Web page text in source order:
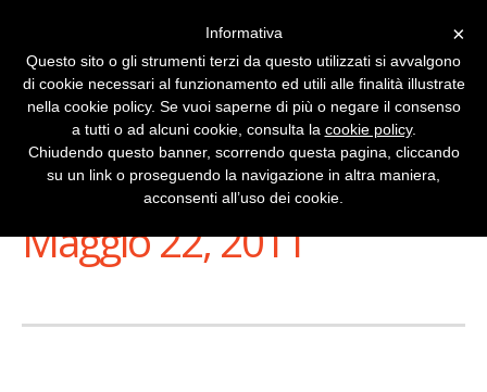
Stai Visualizzando
Maggio 22, 2011
×
Informativa
Questo sito o gli strumenti terzi da questo utilizzati si avvalgono
di cookie necessari al funzionamento ed utili alle finalità illustrate
nella cookie policy. Se vuoi saperne di più o negare il consenso
a tutti o ad alcuni cookie, consulta la cookie policy.
Chiudendo questo banner, scorrendo questa pagina, cliccando
su un link o proseguendo la navigazione in altra maniera,
acconsenti all’uso dei cookie.